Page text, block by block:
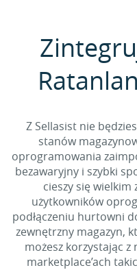
Z Sellasist nie
stanów
oprogramowania
bezawaryjny i szybki
cieszy się
użytkowników
podłączeniu hurtowni
zewnętrzny magazyn,
możesz korzystając
marketplace’ach